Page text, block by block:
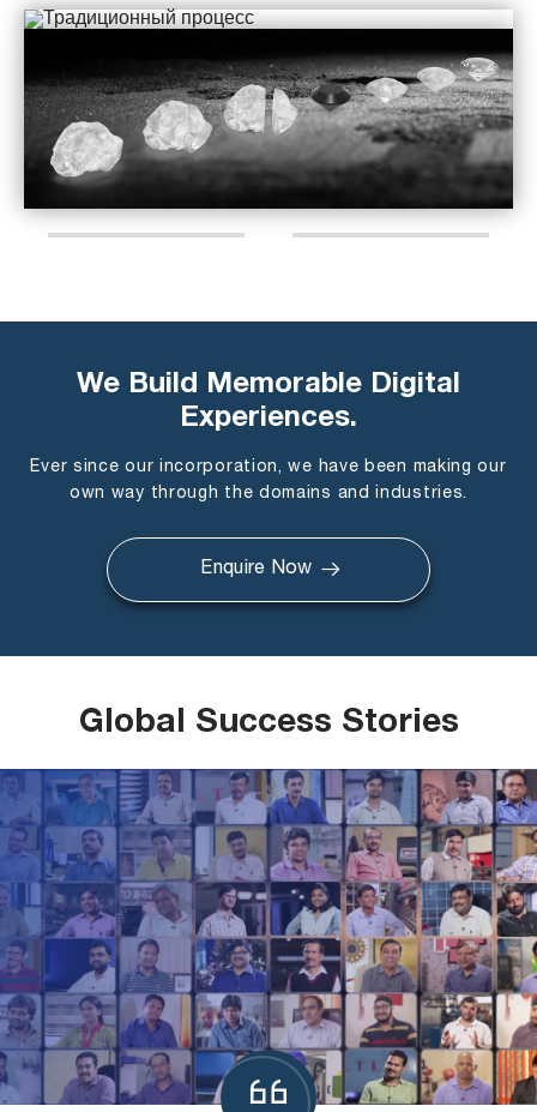
We Build Memorable Digital
Experiences.
Ever since our incorporation, we have been making our
own way through the domains and industries.
Enquire Now
Global Success Stories